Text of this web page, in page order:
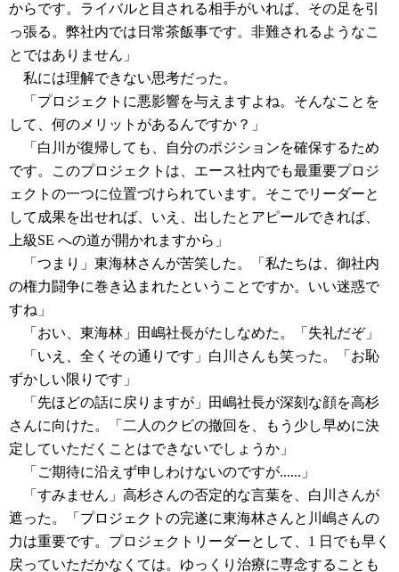
からです。ライバルと目される相手がいれば、その足を引
っ張る。弊社内では日常茶飯事です。非難されるようなこ
とではありません」
私には理解できない思考だった。
「プロジェクトに悪影響を与えますよね。そんなことを
して、何のメリットがあるんですか？」
「白川が復帰しても、自分のポジションを確保するため
です。このプロジェクトは、エース社内でも最重要プロジ
ェクトの一つに位置づけられています。そこでリーダーと
して成果を出せれば、いえ、出したとアピールできれば、
上級SE への道が開かれますから」
「つまり」東海林さんが苦笑した。「私たちは、御社内
の権力闘争に巻き込まれたということですか。いい迷惑で
すね」
「おい、東海林」田嶋社長がたしなめた。「失礼だぞ」
「いえ、全くその通りです」白川さんも笑った。「お恥
ずかしい限りです」
「先ほどの話に戻りますが」田嶋社長が深刻な顔を高杉
さんに向けた。「二人のクビの撤回を、もう少し早めに決
定していただくことはできないでしょうか」
「ご期待に沿えず申しわけないのですが......」
「すみません」高杉さんの否定的な言葉を、白川さんが
遮った。「プロジェクトの完遂に東海林さんと川嶋さんの
力は重要です。プロジェクトリーダーとして、1 日でも早く
戻っていただかなくては。ゆっくり治療に専念することも